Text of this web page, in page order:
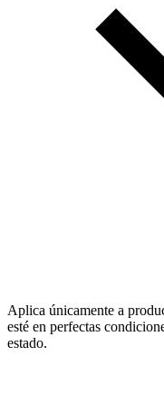
Aplica únicamente a
esté en perfectas
estado.